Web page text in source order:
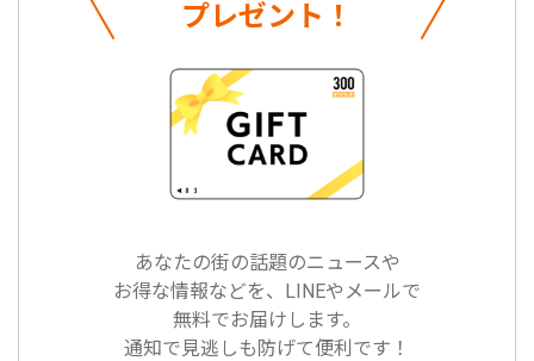
プレゼント！
あなたの街の話題のニュースや
お得な情報などを、LINEやメールで
無料でお届けします。
通知で見逃しも防げて便利です！